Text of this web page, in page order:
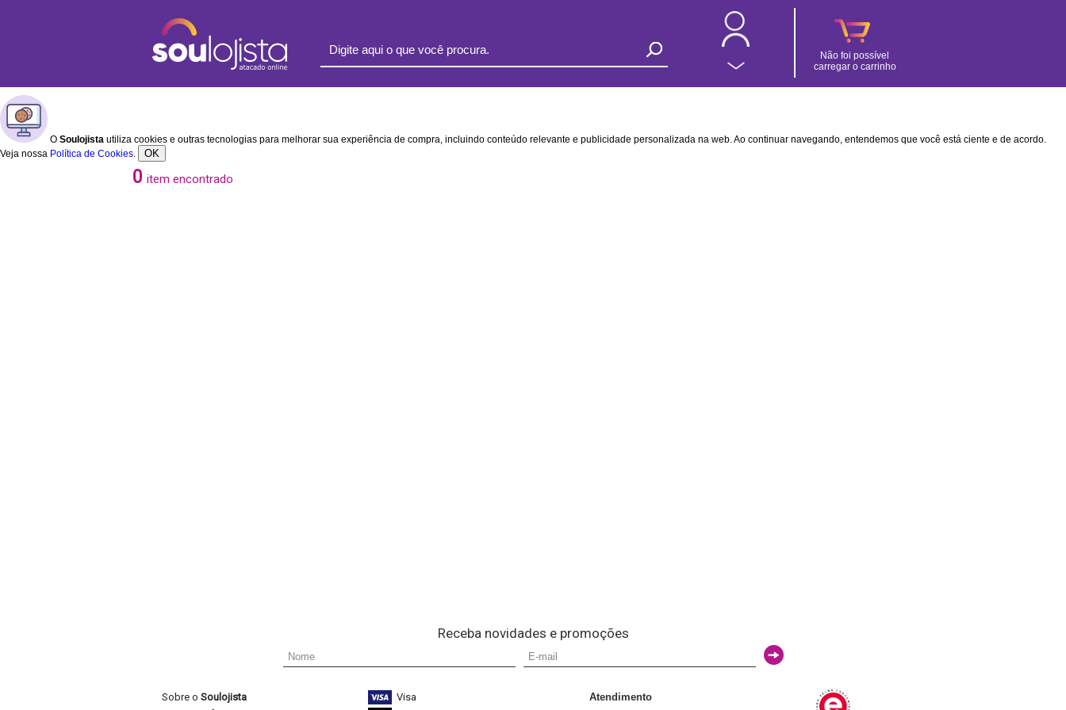
Não foi possível
carregar o carrinho
O Soulojista utiliza cookies e outras tecnologias para melhorar sua experiência de compra, incluindo conteúdo relevante e publicidade personalizada na web. Ao continuar navegando, entendemos que você está ciente e de acordo.
Veja nossa Política de Cookies. OK
0 item encontrado
Receba novidades e promoções
Sobre o Soulojista
Visa
Atendimento